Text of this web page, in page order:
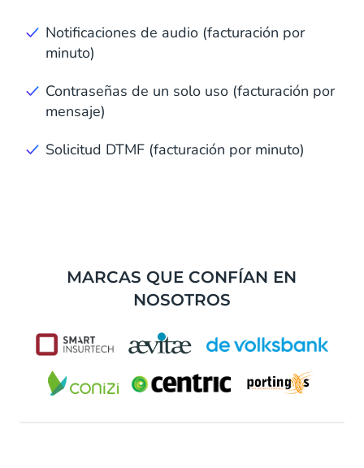
Notificaciones de audio (facturación por
minuto)
Contraseñas de un solo uso (facturación por
mensaje)
Solicitud DTMF (facturación por minuto)
MARCAS QUE CONFÍAN EN
NOSOTROS